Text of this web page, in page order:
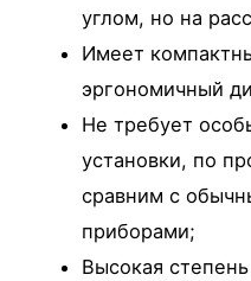
углом, но на
Имеет
эргономичный
Не требует
установки, по
сравним с
приборами;
Высокая